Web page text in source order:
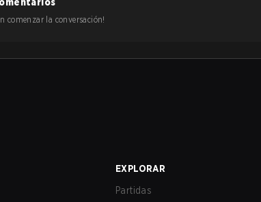
comenzar la conversación!
EXPLORAR
Partidas